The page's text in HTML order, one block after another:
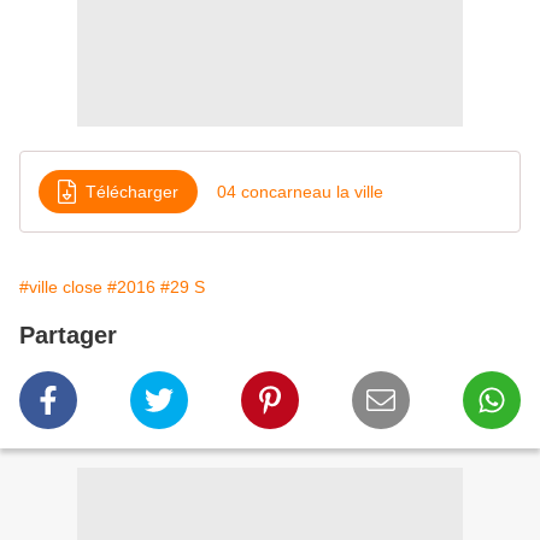
Télécharger 04 concarneau la ville
#ville close #2016 #29 S
Partager